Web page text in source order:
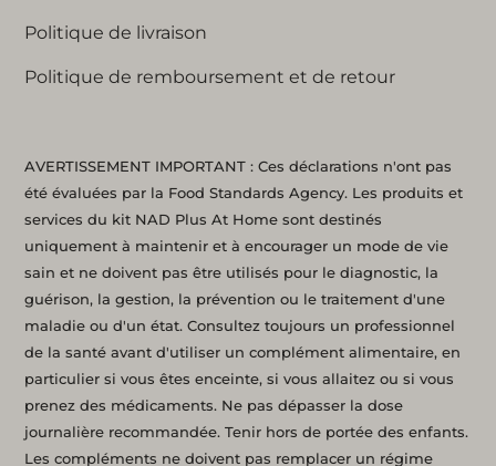
AVERTISSEMENT IMPORTANT : Ces déclarations n'ont pas
été évaluées par la Food Standards Agency. Les produits et
services du kit NAD Plus At Home sont destinés
uniquement à maintenir et à encourager un mode de vie
sain et ne doivent pas être utilisés pour le diagnostic, la
guérison, la gestion, la prévention ou le traitement d'une
maladie ou d'un état. Consultez toujours un professionnel
de la santé avant d'utiliser un complément alimentaire, en
particulier si vous êtes enceinte, si vous allaitez ou si vous
prenez des médicaments. Ne pas dépasser la dose
journalière recommandée. Tenir hors de portée des enfants.
Les compléments ne doivent pas remplacer un régime
Politique de livraison
Politique de remboursement et de retour